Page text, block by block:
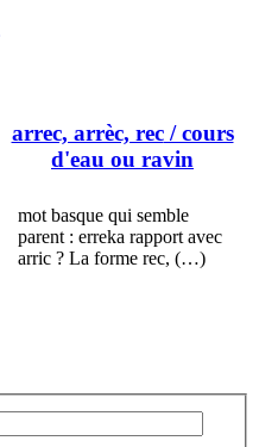
arrec, arrèc, rec/ cours
d'eau ou ravin
mot basque qui semble
parent : erreka rapport avec
arric ? La forme rec, (…)